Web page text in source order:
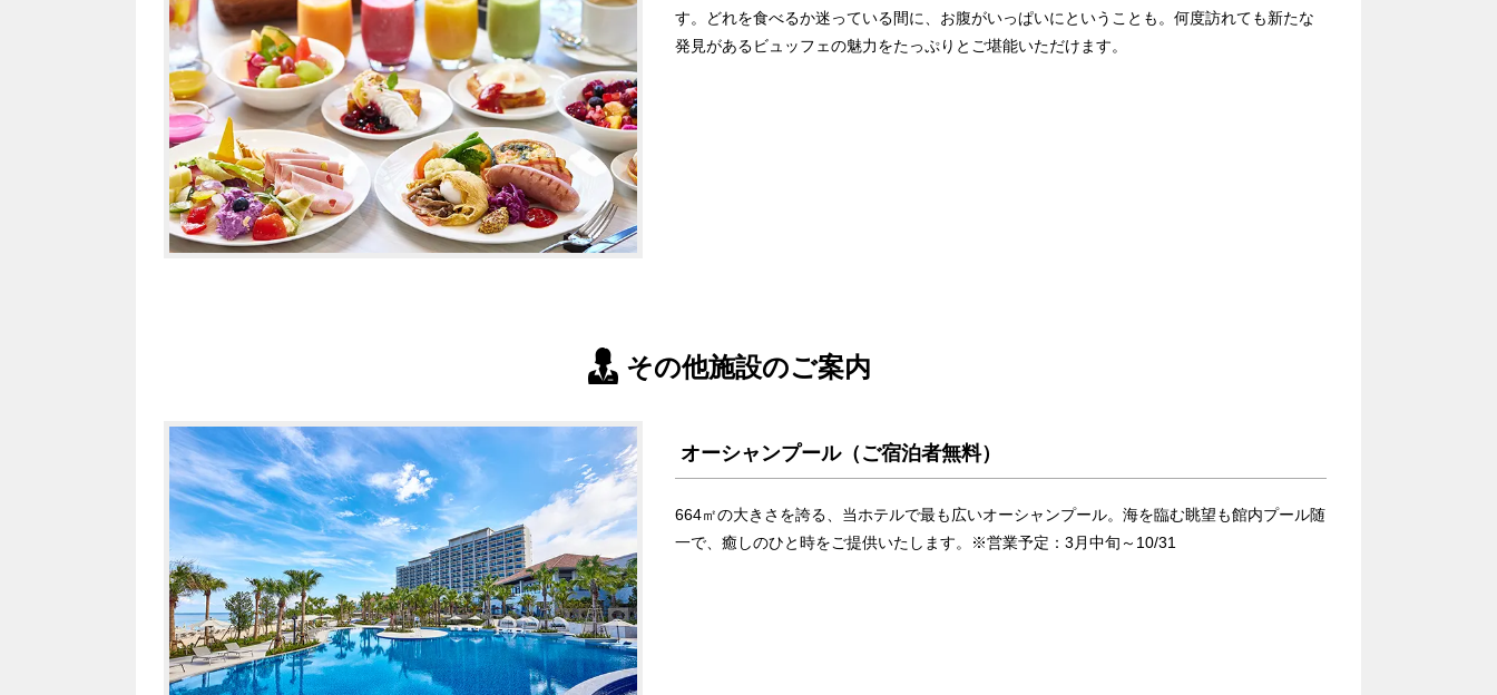
す。どれを食べるか迷っている間に、お腹がいっぱいにということも。何度訪れても新たな
発見があるビュッフェの魅力をたっぷりとご堪能いただけます。
その他施設のご案内
オーシャンプール（ご宿泊者無料）
664㎡の大きさを誇る、当ホテルで最も広いオーシャンプール。海を臨む眺望も館内プール随
一で、癒しのひと時をご提供いたします。※営業予定：3月中旬～10/31